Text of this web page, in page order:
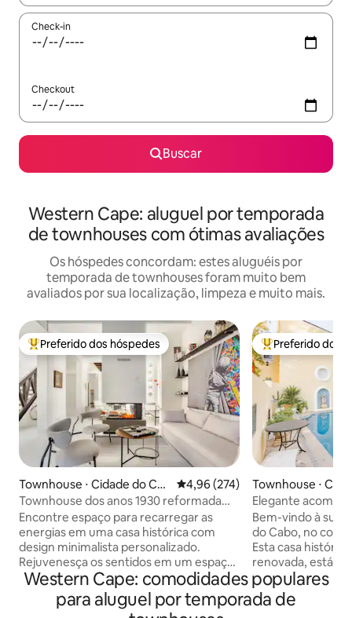
Check-in
Checkout
Buscar
Western Cape: aluguel por temporada
de townhouses com ótimas avaliações
Os hóspedes concordam: estes aluguéis por
temporada de townhouses foram muito bem
avaliados por sua localização, limpeza e muito mais.
Entre os melhores preferidos dos hóspedes
Preferido dos hóspedes
Townhouse ⋅ Cidade do Cab
o
4,96 de uma avaliação média de
4,96 (274)
Townhouse dos anos 1930 reformada
com terraço
Encontre espaço para recarregar as
energias em uma casa histórica com
design minimalista personalizado.
Rejuvenesça os sentidos em um espaço
esteticamente relaxante com um tema
monocromático, uma mistura de
acabamentos contemporâneos e
Entre os
Preferido dos
Townhouse ⋅
o
Elegante
Green Point, com
pé a todos os
Bem-vindo à sua
do Cabo, no
Esta casa
renovada, está
enormes,
tranquilo. A
elementos de
Western Cape: comodidades populares
para aluguel por temporada de